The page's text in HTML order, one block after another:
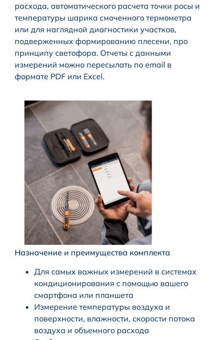
расхода, автоматического расчета точки росы и
температуры шарика смоченного термометра
или для наглядной диагностики участков,
подверженных формированию плесени, про
принципу светофора. Отчеты с данными
измерений можно пересылать по email в
формате PDF или Excel.
Назначение и преимущества комплекта
Для самых важных измерений в системах
кондиционирования с помощью вашего
смартфона или планшета
Измерение температуры воздуха и
поверхности, влажности, скорости потока
воздуха и объемного расхода